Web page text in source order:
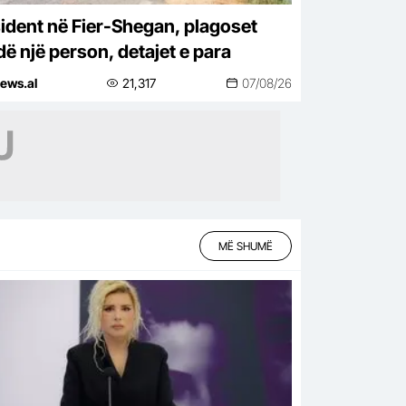
në Fier-Shegan, plagoset
një person, detajet e para
21,317 07/08/26
MË SHUMË